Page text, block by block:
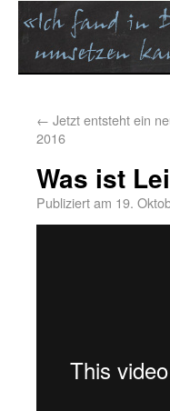
← Jetzt entsteht ein
2016
Was ist
Publiziert am 19.